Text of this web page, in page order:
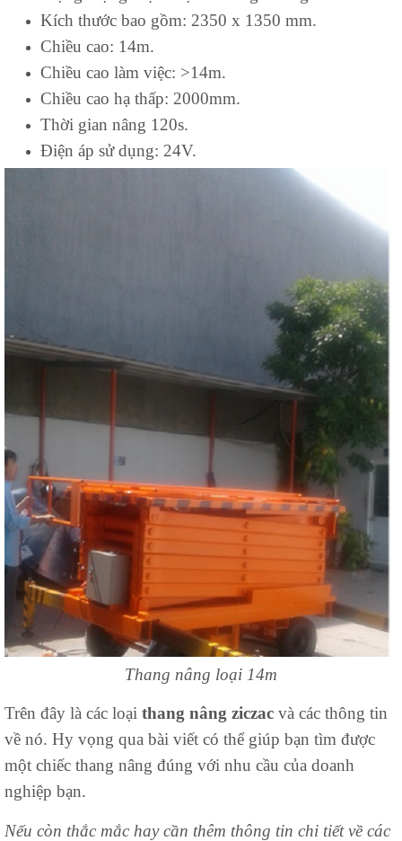
Kích thước bao gồm: 2350 x 1350 mm.
Chiều cao: 14m.
Chiều cao làm việc: >14m.
Chiều cao hạ thấp: 2000mm.
Thời gian nâng 120s.
Điện áp sử dụng: 24V.
Thang nâng loại 14m
Trên đây là các loại thang nâng ziczac và các thông tin
về nó. Hy vọng qua bài viết có thể giúp bạn tìm được
một chiếc thang nâng đúng với nhu cầu của doanh
nghiệp bạn.
Nếu còn thắc mắc hay cần thêm thông tin chi tiết về các